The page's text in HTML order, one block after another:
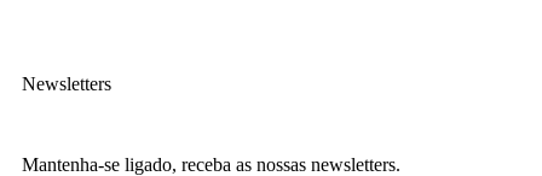
Newsletters
Mantenha-se ligado, receba as nossas newsletters.